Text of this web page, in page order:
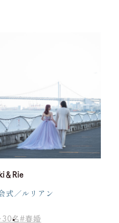
皆さまへ
＆Rie
式／ルリアン
30名 春婚